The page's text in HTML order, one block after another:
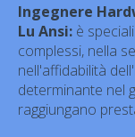
Ingegnere
Lu Ansi: è
complessi, nella
nell'affidabilità
determinante nel
raggiungano